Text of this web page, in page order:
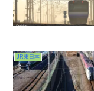
JR東日本